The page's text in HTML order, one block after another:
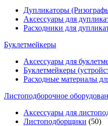
Дупликаторы
Аксессуары для
Расходники для
Буклетмейкеры
Аксессуары для
Буклетмейкеры
Расходные материалы
Листоподборочное
Аксессуары для
Листоподборщики (50)